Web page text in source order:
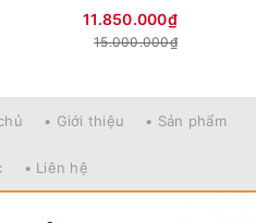
11.850.000₫
15.000.000₫
• Giới thiệu • Sản phẩm
• Liên hệ